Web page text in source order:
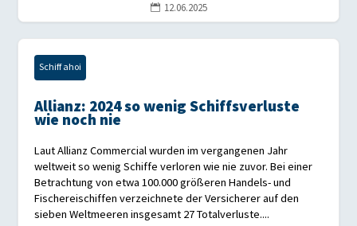
 12.06.2025
Schiff ahoi
Allianz: 2024 so wenig Schiffsverluste
wie noch nie
Laut Allianz Commercial wurden im vergangenen Jahr
weltweit so wenig Schiffe verloren wie nie zuvor. Bei einer
Betrachtung von etwa 100.000 größeren Handels- und
Fischereischiffen verzeichnete der Versicherer auf den
sieben Weltmeeren insgesamt 27 Totalverluste....